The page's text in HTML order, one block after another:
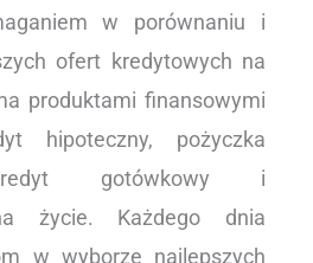
w porównaniu i
ofert kredytowych na
produktami finansowymi
hipoteczny, pożyczka
gotówkowy i
życie. Każdego dnia
w wyborze najlepszych